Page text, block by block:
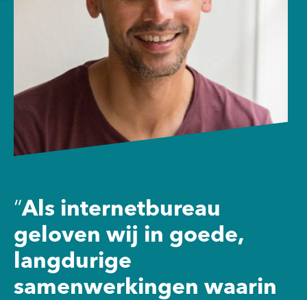
“Als internetbureau
geloven wij in goede,
langdurige
samenwerkingen waarin